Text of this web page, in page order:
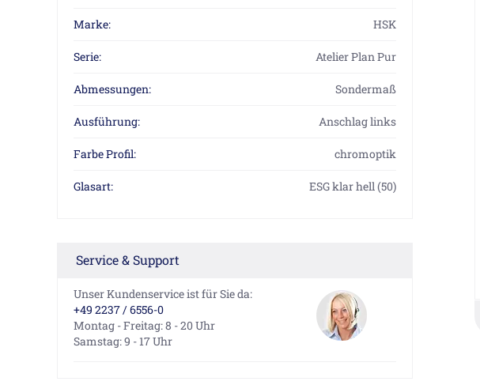
Marke: HSK
Serie: Atelier Plan Pur
Abmessungen: Sondermaß
Ausführung: Anschlag links
Farbe Profil: chromoptik
Glasart: ESG klar hell (50)
Service & Support
Unser Kundenservice ist für Sie da:
+49 2237 / 6556-0
Montag - Freitag: 8 - 20 Uhr
Samstag: 9 - 17 Uhr